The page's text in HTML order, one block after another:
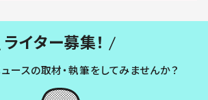
ライター募集！
ースの取材・執筆をしてみませんか？